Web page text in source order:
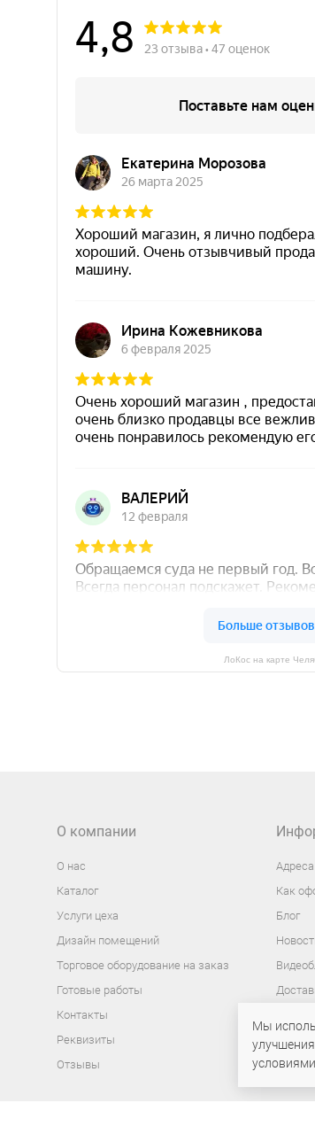
ЛоКос на карте
О компании
О нас
Каталог
Услуги цеха
Дизайн помещений
Торговое оборудование на заказ
Готовые работы
Контакты
Реквизиты
Отзывы
Как
Блог
Мы